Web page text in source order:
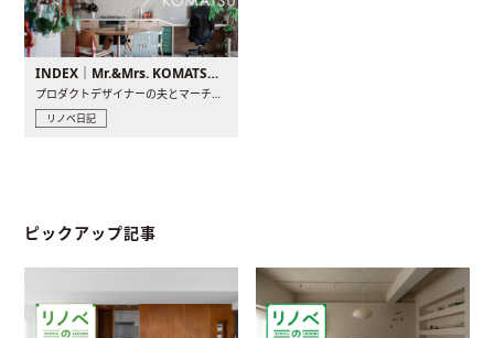
INDEX｜Mr.&Mrs. KOMATSU renovation diary
プロダクトデザイナーの夫とマーチャンダイザーの妻が、夫婦で..
リノベ日記
ピックアップ記事